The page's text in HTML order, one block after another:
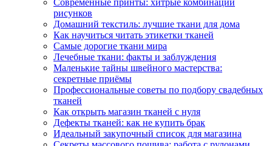
Современные принты: хитрые комбинации
рисунков
Домашний текстиль: лучшие ткани для дома
Как научиться читать этикетки тканей
Самые дорогие ткани мира
Лечебные ткани: факты и заблуждения
Маленькие тайны швейного мастерства:
секретные приёмы
Профессиональные советы по подбору свадебных
тканей
Как открыть магазин тканей с нуля
Дефекты тканей: как не купить брак
Идеальный закупочный список для магазина